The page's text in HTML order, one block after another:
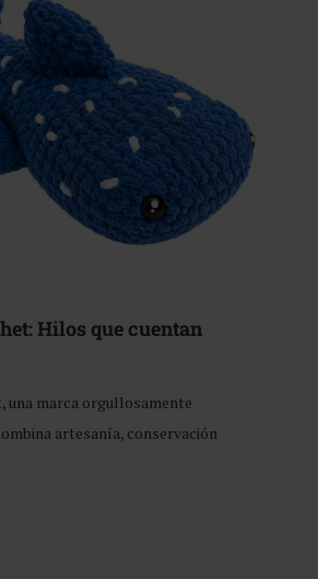
Hilos que cuentan
marca orgullosamente
artesanía, conservación